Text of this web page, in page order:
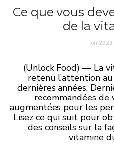
Ce que vous
de la
on
(Unlock Food) — La
retenu l’attention
dernières années.
recommandées
augmentées pour les
Lisez ce qui suit pour
des conseils sur la
vitamine